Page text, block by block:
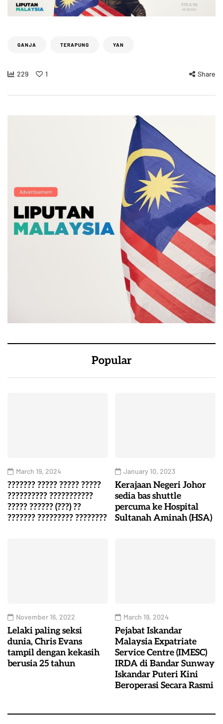
GANJA TERAPUNG YAN
229 1 Share
Popular
March 19, 2024
??????? ????? ????? ?????
?????????? ???????????
????? ?????? (???) ??
??????? ????????? ????????
January 10, 2023
Kerajaan Negeri Johor
sedia bas shuttle
percuma ke Hospital
Sultanah Aminah (HSA)
November 16, 2022
Lelaki paling seksi
dunia, Chris Evans
tampil dengan kekasih
berusia 25 tahun
March 19, 2024
Pejabat Iskandar
Malaysia Expatriate
Service Centre (IMESC)
IRDA di Bandar Sunway
Iskandar Puteri Kini
Beroperasi Secara Rasmi